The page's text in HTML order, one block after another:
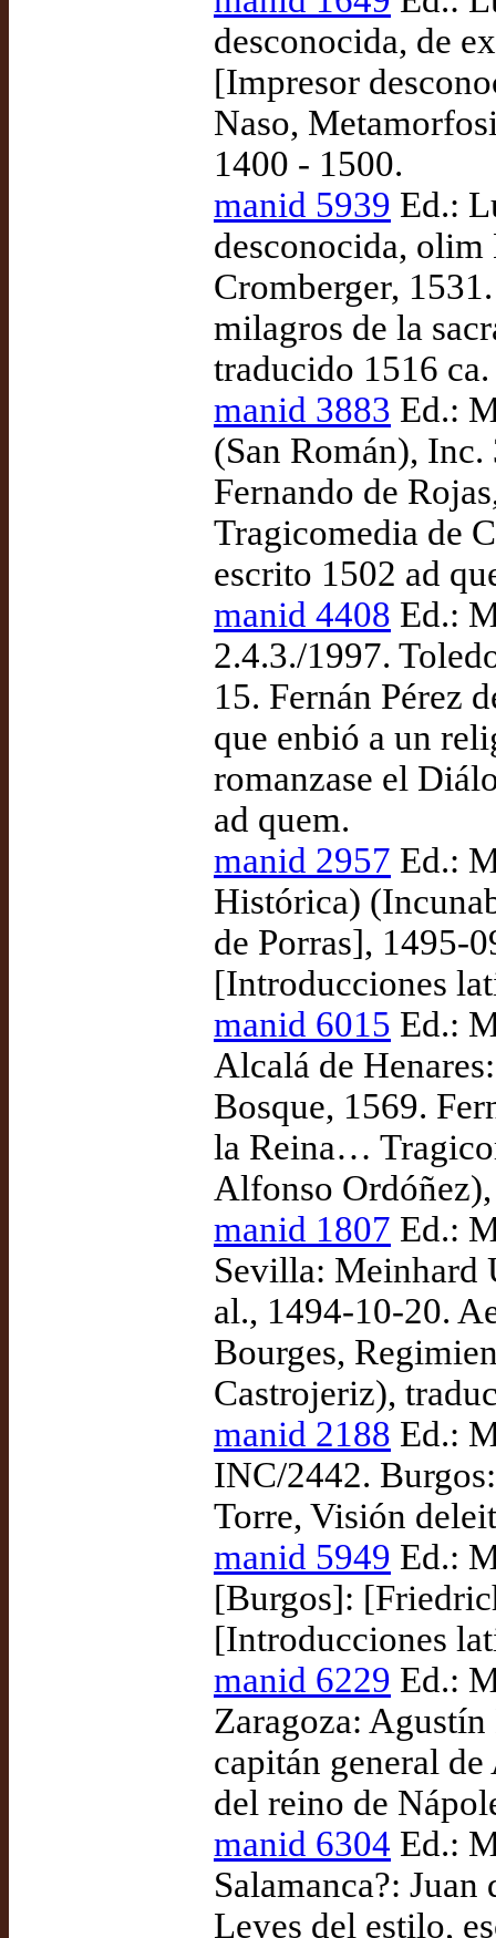
desconocida, de
[Impresor
Naso,
1400 - 1500.
manid 5939 Ed.:
desconocida, olim
Cromberger,
milagros de la
traducido 1516
manid 3883 Ed.:
(San Román),
Fernando de
Tragicomedia de
escrito 1502 ad
manid 4408 Ed.:
2.4.3./1997.
15. Fernán Pérez
que enbió a un
romanzase el
ad quem.
manid 2957 Ed.:
Histórica)
de Porras], 1495-
[Introducciones
manid 6015 Ed.:
Alcalá de
Bosque, 1569.
la Reina…
Alfonso
manid 1807 Ed.:
Sevilla: Meinhard
al., 1494-10-20.
Bourges,
Castrojeriz),
manid 2188 Ed.:
INC/2442.
Torre, Visión
manid 5949 Ed.:
[Burgos]:
[Introducciones
manid 6229 Ed.:
Zaragoza:
capitán general
del reino de
manid 6304 Ed.:
Salamanca?:
Leyes del estilo,